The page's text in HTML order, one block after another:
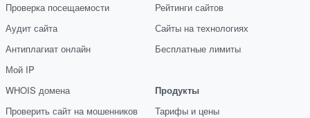
Проверка посещаемости
Аудит сайта
Антиплагиат онлайн
Мой IP
WHOIS домена
Проверить сайт на мошенников
Рейтинги сайтов
Сайты на технологиях
Бесплатные лимиты
Продукты
Тарифы и цены